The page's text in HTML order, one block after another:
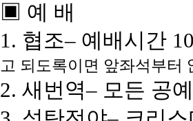
▣ 예 배
1. 협조– 예배시간
고 되도록이면 앞좌석부터
2. 새번역– 모든 공